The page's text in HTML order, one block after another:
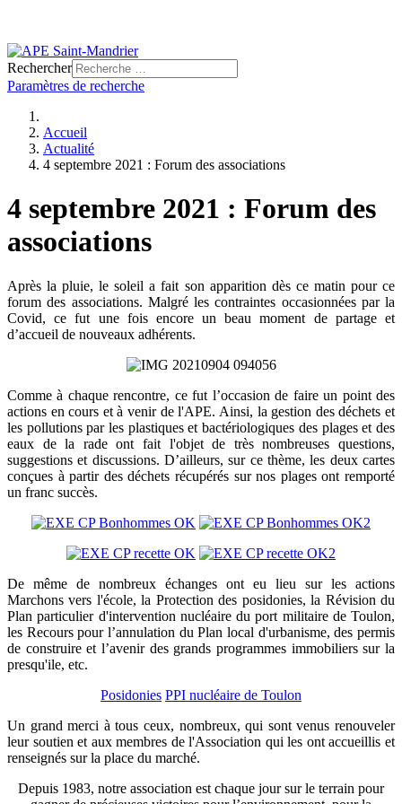
Rechercher
Paramètres de recherche
Accueil
Actualité
4 septembre 2021 : Forum des associations
4 septembre 2021 : Forum des
associations
Après la pluie, le soleil a fait son apparition dès ce matin pour ce
forum des associations. Malgré les contraintes occasionnées par la
Covid, ce fut une fois encore un beau moment de partage et
d’accueil de nouveaux adhérents.
Comme à chaque rencontre, ce fut l’occasion de faire un point des
actions en cours et à venir de l'APE. Ainsi, la gestion des déchets et
les pollutions par les plastiques et bactériologiques des plages et des
eaux de la rade ont fait l'objet de très nombreuses questions,
suggestions et discussions. D’ailleurs, sur ce thème, les deux cartes
conçues à partir des déchets récupérés sur nos plages ont remporté
un franc succès.
De même de nombreux échanges ont eu lieu sur les actions
Marchons vers l'école, la Protection des posidonies, la Révision du
Plan particulier d'intervention nucléaire du port militaire de Toulon,
les Recours pour l’annulation du Plan local d'urbanisme, des permis
de construire et l’avenir des grands programmes immobiliers sur la
presqu'ile, etc.
Posidonies PPI nucléaire de Toulon
Un grand merci à tous ceux, nombreux, qui sont venus renouveler
leur soutien et aux membres de l'Association qui les ont accueillis et
renseignés sur la place du marché.
Depuis 1983, notre association est chaque jour sur le terrain pour